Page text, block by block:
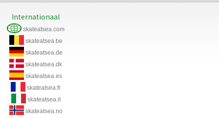
Internationaal
skateatsea.com
skateatsea.be
skateatsea.de
skateatsea.dk
skateatsea.es
skateatsea.fr
skateatsea.it
skateatsea.no